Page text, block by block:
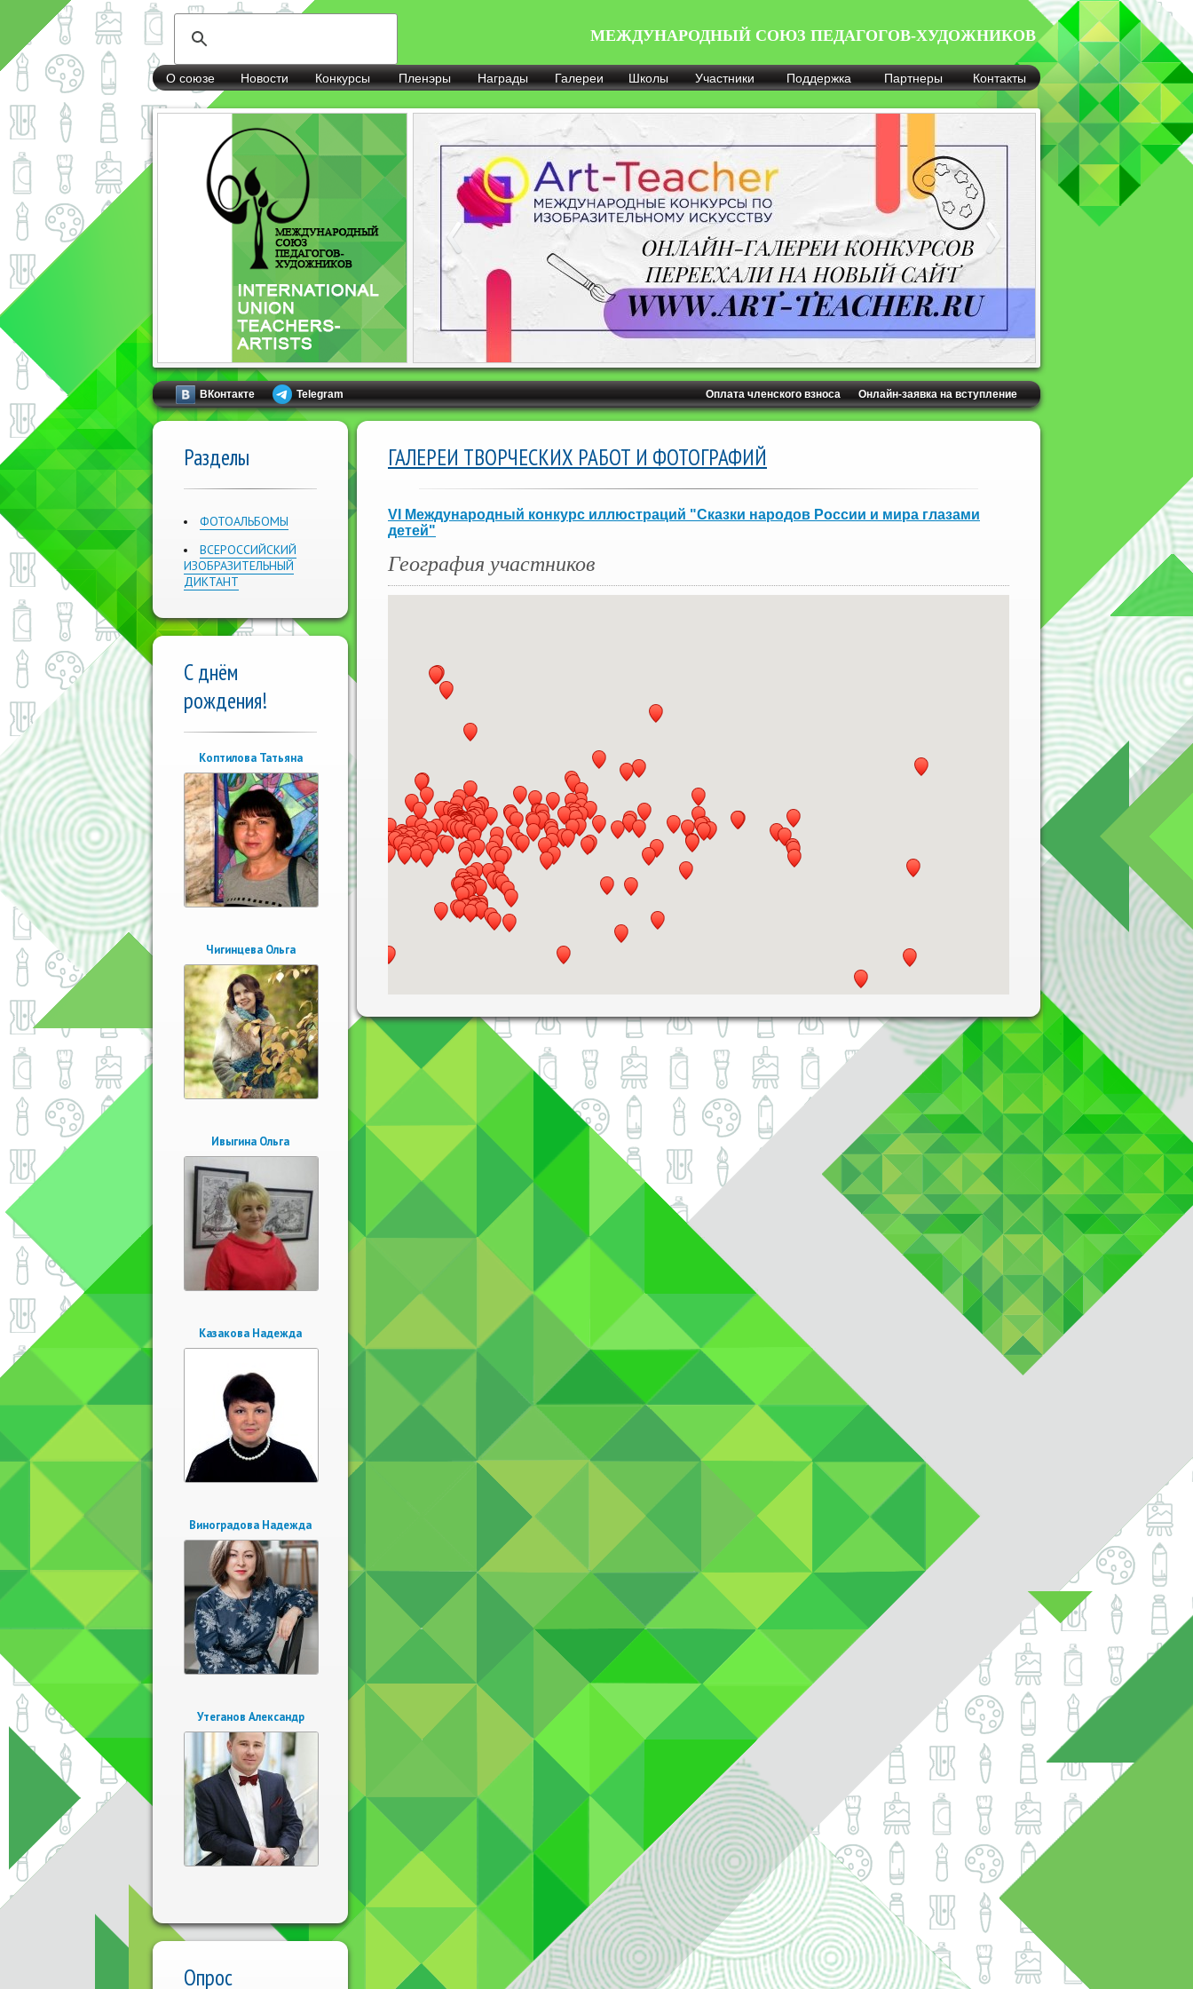
МЕЖДУНАРОДНЫЙ СОЮЗ ПЕДАГОГОВ-ХУДОЖНИКОВ
О союзе Новости Конкурсы Пленэры Награды Галереи Школы Участники Поддержка Партнеры Контакты
ВКонтакте Telegram Онлайн-заявка на вступление
Оплата членского взноса
Разделы
ФОТОАЛЬБОМЫ
ВСЕРОССИЙСКИЙ
ИЗОБРАЗИТЕЛЬНЫЙ
ДИКТАНТ
С днём
рождения!
Коптилова Татьяна
Чигинцева Ольга
Ивыгина Ольга
Казакова Надежда
Виноградова Надежда
Утеганов Александр
Опрос
ГАЛЕРЕИ ТВОРЧЕСКИХ РАБОТ И ФОТОГРАФИЙ
VI Международный конкурс иллюстраций "Сказки народов России и мира глазами
детей"
География участников